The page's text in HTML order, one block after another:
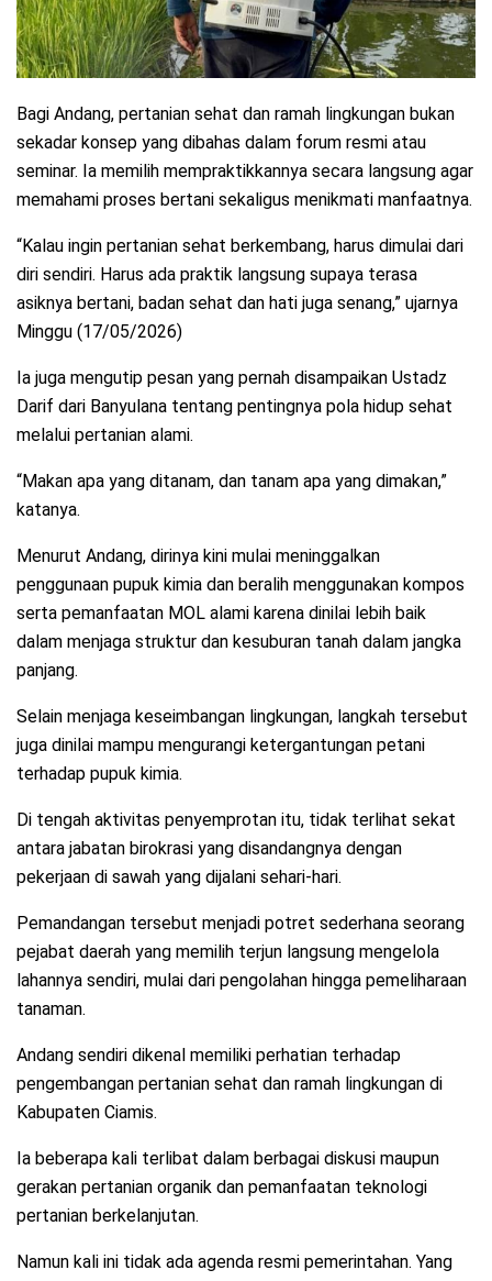
Bagi Andang, pertanian sehat dan ramah lingkungan bukan
sekadar konsep yang dibahas dalam forum resmi atau
seminar. Ia memilih mempraktikkannya secara langsung agar
memahami proses bertani sekaligus menikmati manfaatnya.
“Kalau ingin pertanian sehat berkembang, harus dimulai dari
diri sendiri. Harus ada praktik langsung supaya terasa
asiknya bertani, badan sehat dan hati juga senang,” ujarnya
Minggu (17/05/2026)
Ia juga mengutip pesan yang pernah disampaikan Ustadz
Darif dari Banyulana tentang pentingnya pola hidup sehat
melalui pertanian alami.
“Makan apa yang ditanam, dan tanam apa yang dimakan,”
katanya.
Menurut Andang, dirinya kini mulai meninggalkan
penggunaan pupuk kimia dan beralih menggunakan kompos
serta pemanfaatan MOL alami karena dinilai lebih baik
dalam menjaga struktur dan kesuburan tanah dalam jangka
panjang.
Selain menjaga keseimbangan lingkungan, langkah tersebut
juga dinilai mampu mengurangi ketergantungan petani
terhadap pupuk kimia.
Di tengah aktivitas penyemprotan itu, tidak terlihat sekat
antara jabatan birokrasi yang disandangnya dengan
pekerjaan di sawah yang dijalani sehari-hari.
Pemandangan tersebut menjadi potret sederhana seorang
pejabat daerah yang memilih terjun langsung mengelola
lahannya sendiri, mulai dari pengolahan hingga pemeliharaan
tanaman.
Andang sendiri dikenal memiliki perhatian terhadap
pengembangan pertanian sehat dan ramah lingkungan di
Kabupaten Ciamis.
Ia beberapa kali terlibat dalam berbagai diskusi maupun
gerakan pertanian organik dan pemanfaatan teknologi
pertanian berkelanjutan.
Namun kali ini tidak ada agenda resmi pemerintahan. Yang